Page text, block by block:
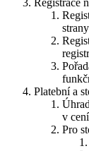
Registrace
Platební a
v
Pro